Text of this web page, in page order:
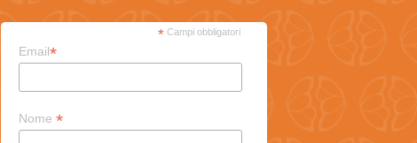
*Campi obbligatori
Email*
Nome*